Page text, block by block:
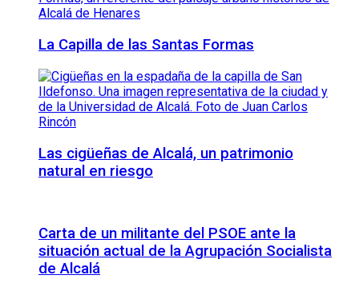
La Capilla de las Santas Formas
Las cigüeñas de Alcalá, un patrimonio
natural en riesgo
Carta de un militante del PSOE ante la
situación actual de la Agrupación Socialista
de Alcalá